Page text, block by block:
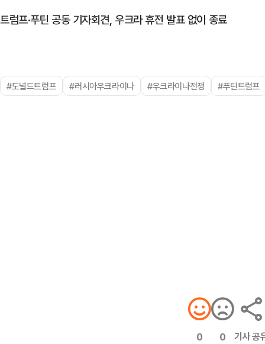
트럼프·푸틴 공동 기자회견, 우크라 휴전 발표 없이 종료
#도널드트럼프 #러시아우크라이나 #우크라이나전쟁 #푸틴트럼프
0 0 기사 공